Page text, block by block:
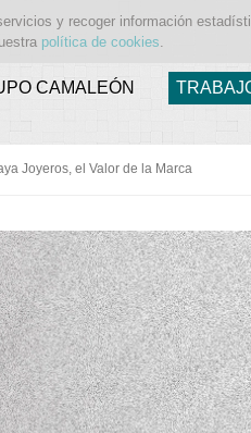
y recoger información
política de cookies.
CAMALEÓN
Joyeros, el Valor de la Marca